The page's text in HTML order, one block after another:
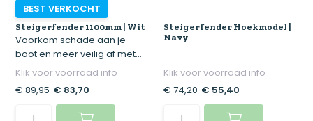
BEST VERKOCHT
Steigerfender 1100mm | Wit
Voorkom schade aan je
boot en meer veilig af met...
Klik voor voorraad info
€ 89,95 € 83,70
Steigerfender Hoekmodel |
Navy
Klik voor voorraad info
€ 74,20 € 55,40